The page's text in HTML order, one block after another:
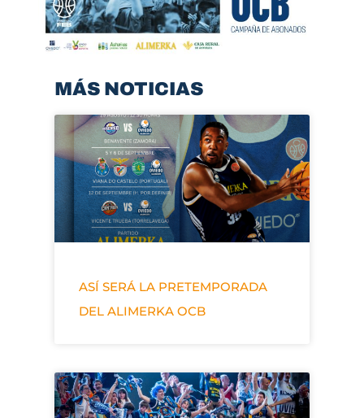
MÁS NOTICIAS
ASÍ SERÁ LA PRETEMPORADA
DEL ALIMERKA OCB